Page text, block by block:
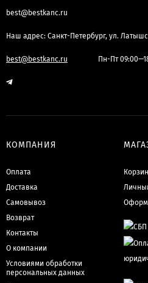
best@bestkanc.ru
Наш адрес: Санкт-Петербург, ул.
best@bestkanc.ru Пн-Пт
КОМПАНИЯ
Оплата
Доставка
Самовывоз
Возврат
Контакты
О компании
Условиями обработки
персональных данных